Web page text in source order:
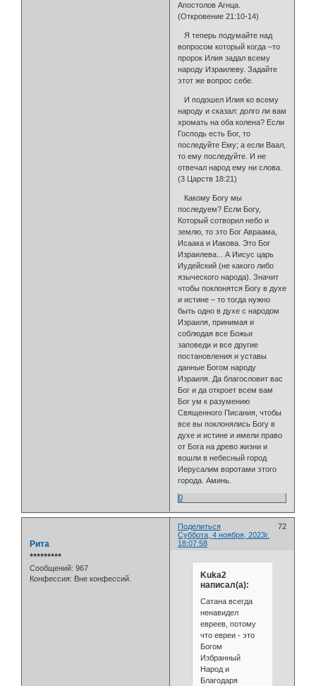
Апостолов Агнца.
(Откровение 21:10-14)
Я теперь подумайте над
вопросом который когда –то
пророк Илия задал всему
народу Израилеву. Задайте
этот же вопрос себе.
И подошел Илия ко всему
народу и сказал: долго ли вам
хромать на оба колена? Если
Господь есть Бог, то
последуйте Ему; а если Ваал,
то ему последуйте. И не
отвечал народ ему ни слова.
(3 Царств 18:21)
Какому Богу мы
последуем? Если Богу,
Который сотворил небо и
землю, то это Бог Авраама,
Исаака и Иакова. Это Бог
Израилева... А Иисус царь
Иудейский (не какого либо
языческого народа). Значит
чтобы поклонятся Богу в духе
и истине – то тогда нужно
быть одно в духе с народом
Израиля, принимая и
соблюдая все Божьи
заповеди и все другие
постановления и уставы
данные Богом народу
Израиля. Да благословит вас
Бог и да откроет всем вам
Бог ум к разумению
Священного Писания, чтобы
все вы поклонялись Богу в
духе и истине и имели право
от Бога на древо жизни и
вошли в небесный город
Иерусалим воротами этого
города. Аминь.
0
Поделиться
72
Суббота, 4 ноября, 2023г.
18:07:58
Рита
⭒⭒⭒⭒⭒⭒⭒⭒⭒
Сообщений: 967
Конфессия: Вне конфессий.
Kuka2
написал(а):
Сатана всегда
ненавидел
евреев, потому
что евреи - это
Богом
Избранный
Народ и
Благодаря